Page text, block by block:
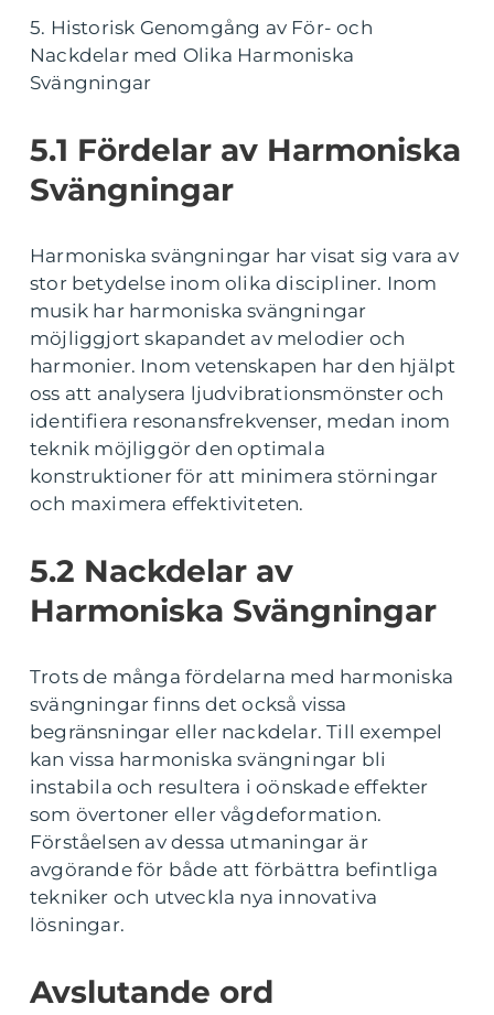
5. Historisk Genomgång av För- och
Nackdelar med Olika Harmoniska
Svängningar
5.1 Fördelar av Harmoniska
Svängningar
Harmoniska svängningar har visat sig vara av
stor betydelse inom olika discipliner. Inom
musik har harmoniska svängningar
möjliggjort skapandet av melodier och
harmonier. Inom vetenskapen har den hjälpt
oss att analysera ljudvibrationsmönster och
identifiera resonansfrekvenser, medan inom
teknik möjliggör den optimala
konstruktioner för att minimera störningar
och maximera effektiviteten.
5.2 Nackdelar av
Harmoniska Svängningar
Trots de många fördelarna med harmoniska
svängningar finns det också vissa
begränsningar eller nackdelar. Till exempel
kan vissa harmoniska svängningar bli
instabila och resultera i oönskade effekter
som övertoner eller vågdeformation.
Förståelsen av dessa utmaningar är
avgörande för både att förbättra befintliga
tekniker och utveckla nya innovativa
lösningar.
Avslutande ord